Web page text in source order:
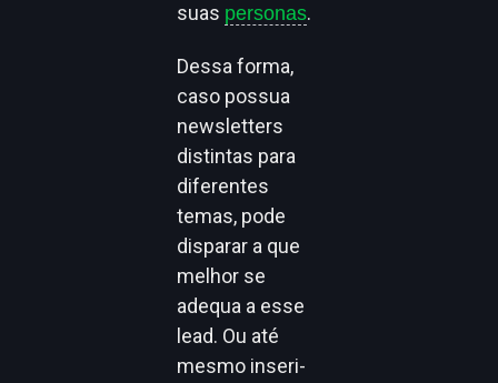
suas personas.
Dessa forma,
caso possua
newsletters
distintas para
diferentes
temas, pode
disparar a que
melhor se
adequa a esse
lead. Ou até
mesmo inseri-